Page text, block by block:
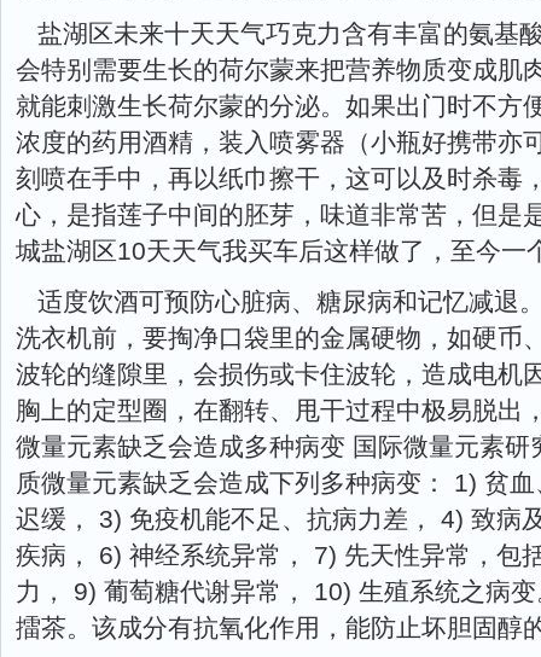
盐湖区未来十天天气巧克力含有丰富的氨基
会特别需要生长的荷尔蒙来把营养物质变成肌
就能刺激生长荷尔蒙的分泌。如果出门时不方
浓度的药用酒精，装入喷雾器（小瓶好携带亦
刻喷在手中，再以纸巾擦干，这可以及时杀毒
心，是指莲子中间的胚芽，味道非常苦，但是
城盐湖区10天天气我买车后这样做了，至今一
适度饮酒可预防心脏病、糖尿病和记忆减退
洗衣机前，要掏净口袋里的金属硬物，如硬币
波轮的缝隙里，会损伤或卡住波轮，造成电机
胸上的定型圈，在翻转、甩干过程中极易脱出
微量元素缺乏会造成多种病变 国际微量元素
质微量元素缺乏会造成下列多种病变： 1) 贫
迟缓， 3) 免疫机能不足、抗病力差， 4) 致病
疾病， 6) 神经系统异常， 7) 先天性异常，包
力， 9) 葡萄糖代谢异常， 10) 生殖系统之病
擂茶。该成分有抗氧化作用，能防止坏胆固醇